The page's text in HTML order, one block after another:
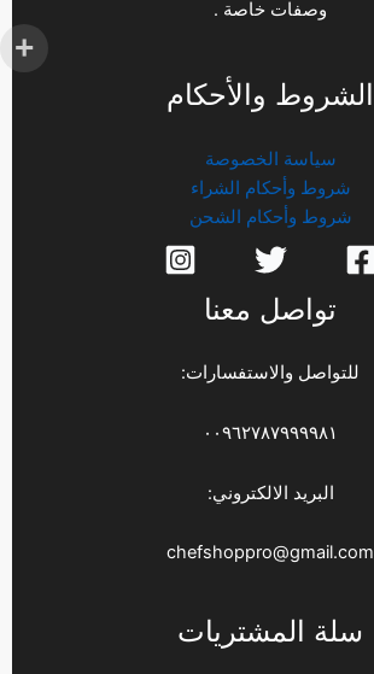
وصفات خاصة .
الشروط والأحكام
سياسة الخصوصة
شروط وأحكام الشراء
شروط وأحكام الشحن
تواصل معنا
للتواصل والاستفسارات:
٠٠٩٦٢٧٨٧٩٩٩٩٨١
البريد الالكتروني:
chefshoppro@gmail.com
سلة المشتريات